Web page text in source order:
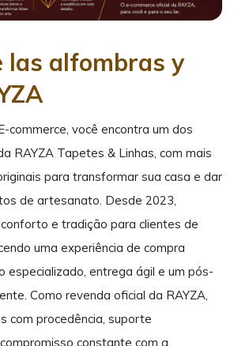
las alfombras y
commerce, você encontra um dos
RAYZA Tapetes & Linhas, com mais
para transformar sua casa e dar
de artesanato. Desde 2023,
e tradição para clientes de
uma experiência de compra
especializado, entrega ágil e um pós-
Como revenda oficial da RAYZA,
com procedência, suporte
constante com a